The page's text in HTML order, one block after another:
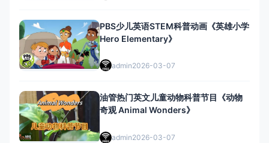
PBS少儿英语STEM科普动画《英雄小学
Hero Elementary》
admin2026-03-07
油管热门英文儿童动物科普节目《动物
奇观 Animal Wonders》
admin2026-03-07